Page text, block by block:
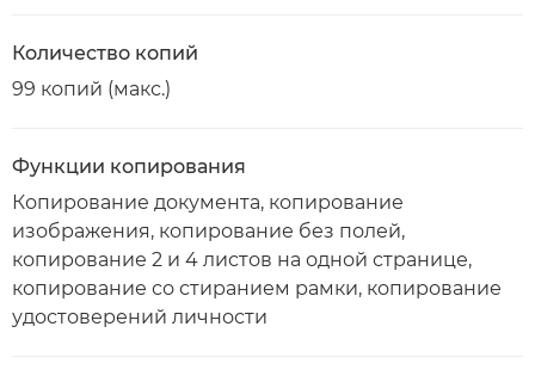
Количество копий
99 копий (макс.)
Функции копирования
Копирование документа, копирование
изображения, копирование без полей,
копирование 2 и 4 листов на одной странице,
копирование со стиранием рамки, копирование
удостоверений личности